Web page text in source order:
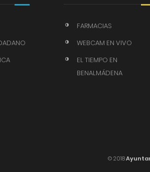
FARMACIAS
WEBCAM EN VIVO
EL TIEMPO EN
BENALMÁDENA
© 2018